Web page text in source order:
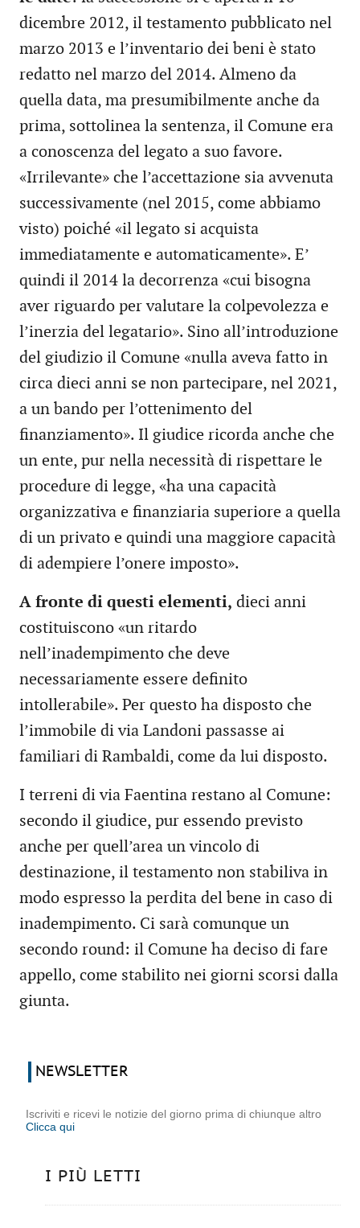
dicembre 2012, il testamento pubblicato nel
marzo 2013 e l’inventario dei beni è stato
redatto nel marzo del 2014. Almeno da
quella data, ma presumibilmente anche da
prima, sottolinea la sentenza, il Comune era
a conoscenza del legato a suo favore.
«Irrilevante» che l’accettazione sia avvenuta
successivamente (nel 2015, come abbiamo
visto) poiché «il legato si acquista
immediatamente e automaticamente». E’
quindi il 2014 la decorrenza «cui bisogna
aver riguardo per valutare la colpevolezza e
l’inerzia del legatario». Sino all’introduzione
del giudizio il Comune «nulla aveva fatto in
circa dieci anni se non partecipare, nel 2021,
a un bando per l’ottenimento del
finanziamento». Il giudice ricorda anche che
un ente, pur nella necessità di rispettare le
procedure di legge, «ha una capacità
organizzativa e finanziaria superiore a quella
di un privato e quindi una maggiore capacità
di adempiere l’onere imposto».
A fronte di questi elementi, dieci anni
costituiscono «un ritardo
nell’inadempimento che deve
necessariamente essere definito
intollerabile». Per questo ha disposto che
l’immobile di via Landoni passasse ai
familiari di Rambaldi, come da lui disposto.
I terreni di via Faentina restano al Comune:
secondo il giudice, pur essendo previsto
anche per quell’area un vincolo di
destinazione, il testamento non stabiliva in
modo espresso la perdita del bene in caso di
inadempimento. Ci sarà comunque un
secondo round: il Comune ha deciso di fare
appello, come stabilito nei giorni scorsi dalla
giunta.
NEWSLETTER
Iscriviti e ricevi le notizie del giorno prima di chiunque altro
Clicca qui
I PIÙ LETTI